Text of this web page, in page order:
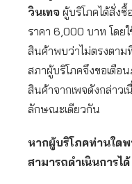
วินเทจ ผู้บริโภคได้สั่งซื้
ราคา 6,000 บาท โดยใ
สินค้าพบว่าไม่ตรงตาม
สภาผู้บริโภคจึงขอเตือ
สินค้าจากเพจดังกล่าว
ลักษณะเดียวกัน
หากผู้บริโภคท่านใด
สามารถดำเนินการไ